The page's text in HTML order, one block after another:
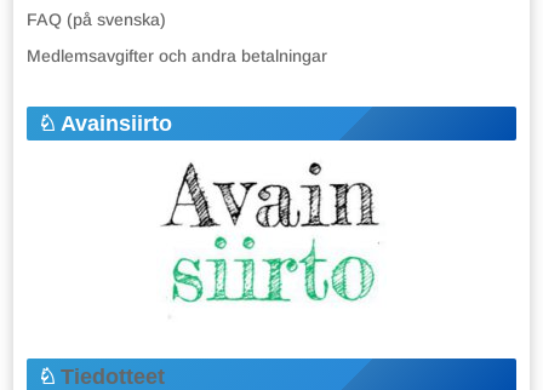
FAQ (på svenska)
Medlemsavgifter och andra betalningar
Avainsiirto
Tiedotteet